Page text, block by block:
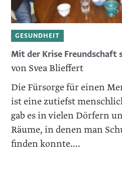
GESUNDHEIT
Mit der Krise Freundschaft
von Svea Blieffert
Die Fürsorge für einen
ist eine zutiefst
gab es in vielen Dörfern
Räume, in denen man
finden konnte....